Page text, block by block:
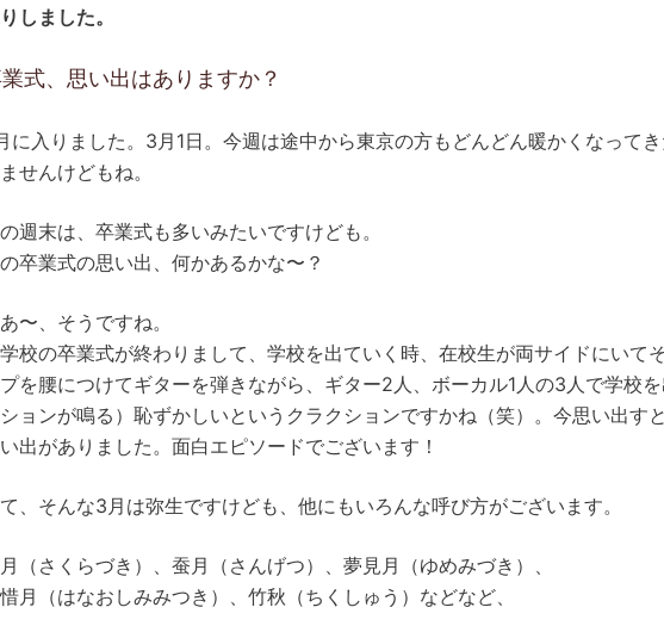
しました。
式、思い出はありますか？
に入りました。3月1日。今週は途中から東京の方もどんどん暖かくなって
せんけどもね。
週末は、卒業式も多いみたいですけども。
卒業式の思い出、何かあるかな〜？
〜、そうですね。
校の卒業式が終わりまして、学校を出ていく時、在校生が両サイドにいて
を腰につけてギターを弾きながら、ギター2人、ボーカル1人の3人で学校
ョンが鳴る）恥ずかしいというクラクションですかね（笑）。今思い出す
出がありました。面白エピソードでございます！
、そんな3月は弥生ですけども、他にもいろんな呼び方がございます。
（さくらづき）、蚕月（さんげつ）、夢見月（ゆめみづき）、
月（はなおしみみつき）、竹秋（ちくしゅう）などなど、